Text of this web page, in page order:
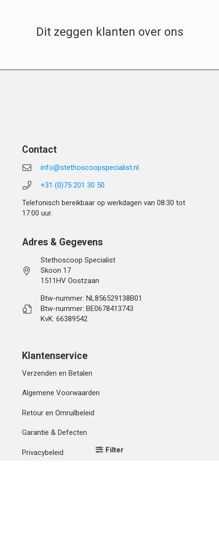
Filter
Dit zeggen klanten over ons
Contact
info@stethoscoopspecialist.nl
+31 (0)75 201 30 50
Telefonisch bereikbaar op werkdagen van 08:30 tot
17:00 uur.
Adres & Gegevens
Stethoscoop Specialist
Skoon 17
1511HV Oostzaan
Btw-nummer: NL856529138B01
Btw-nummer: BE0678413743
KvK: 66389542
Klantenservice
Verzenden en Betalen
Algemene Voorwaarden
Retour en Omruilbeleid
Garantie & Defecten
Privacybeleid